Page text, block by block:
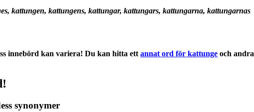
kattungen, kattungens, kattungar, kattungars, kattungarna, kattungarnas
innebörd kan variera! Du kan hitta ett annat ord för kattunge och andra
synonymer